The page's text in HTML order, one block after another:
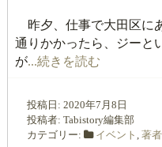
昨夕、仕事で大田区に
通りかかったら、ジーと
が...続きを読む
投稿日: 2020年7月8日
投稿者: Tabistory編集部
カテゴリー:
イベント 著